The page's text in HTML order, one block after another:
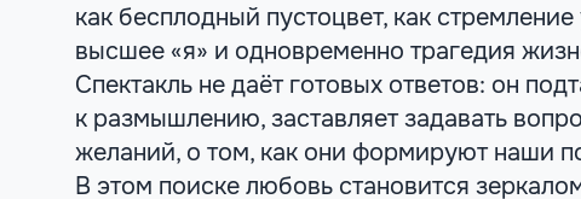
как бесплодный пустоцвет, как
высшее «я» и одновременно трагедия
Спектакль не даёт готовых ответов: он
к размышлению, заставляет задавать
желаний, о том, как они формируют наши
В этом поиске любовь становится